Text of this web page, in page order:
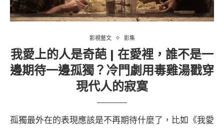
影視藝文 影集
我愛上的人是奇葩 | 在愛裡，誰不是一
邊期待一邊孤獨？冷門劇用毒雞湯戳穿
現代人的寂寞
孤獨最外在的表現應該是不再期待什麼了，比如《我愛